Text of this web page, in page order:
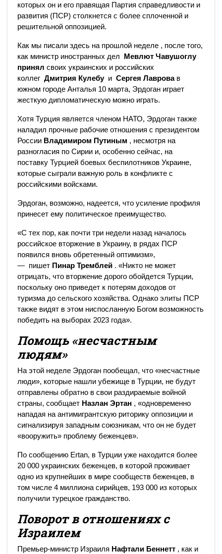
которых он и его правящая Партия справедливости и
развития (ПСР) столкнется с более сплоченной и
решительной оппозицией.
Как мы писали здесь на прошлой неделе , после того,
как министр иностранных дел
Мевлют Чавушоглу
принял своих украинских и российских
коллег Дмитрия Кулебуи Сергея Лавровав
южном городе Анталья 10 марта, Эрдоган играет
жесткую дипломатическую можно играть.
Хотя Турция является членом НАТО, Эрдоган также
наладил прочные рабочие отношения с президентом
России Владимиром Путиным , несмотря на
разногласия по Сирии и, особенно сейчас, на
поставку Турцией боевых беспилотников Украине,
которые сыграли важную роль в конфликте с
российскими войсками.
Эрдоган, возможно, надеется, что усиление профиля
принесет ему политическое преимущество.
«С тех пор, как почти три недели назад началось
российское вторжение в Украину, в рядах ПСР
появился вновь обретенный оптимизм»,
— пишет Пинар Тремблей . «Никто не может
отрицать, что вторжение дорого обойдется Турции,
поскольку оно приведет к потерям доходов от
туризма до сельского хозяйства. Однако элиты ПСР
также видят в этом ниспосланную Богом возможность
победить на выборах 2023 года».
Помощь «несчастным
людям»
На этой неделе Эрдоган пообещал, что «несчастные
люди», которые нашли убежище в Турции, не будут
отправлены обратно в свои раздираемые войной
страны, сообщает Назлан Эртан , «одновременно
нападая на антимигрантскую риторику оппозиции и
сигнализируя западным союзникам, что он не будет
«вооружить» проблему беженцев».
По сообщению Ertan, в Турции уже находится более
20 000 украинских беженцев, в которой проживает
одно из крупнейших в мире сообществ беженцев, в
том числе 4 миллиона сирийцев, 193 000 из которых
получили турецкое гражданство.
Поворот в отношениях с
Израилем
Премьер-министр Израиля Нафтали Беннетт , как и